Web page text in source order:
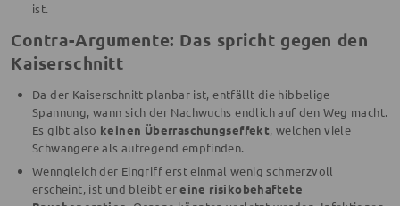
ist.
Contra-Argumente: Das spricht gegen den
Kaiserschnitt
Da der Kaiserschnitt planbar ist, entfällt die hibbelige
Spannung, wann sich der Nachwuchs endlich auf den Weg macht.
Es gibt also keinen Überraschungseffekt, welchen viele
Schwangere als aufregend empfinden.
Wenngleich der Eingriff erst einmal wenig schmerzvoll
erscheint, ist und bleibt ereine risikobehaftete